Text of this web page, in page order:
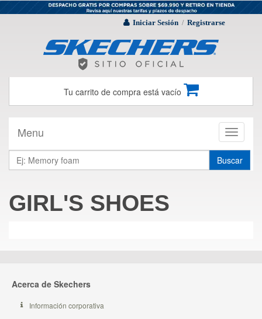
Iniciar Sesión / Registrarse
Tu carrito de compra está vacío
Toggle
Menu
Buscar
GIRL'S SHOES
Acerca de Skechers
Información corporativa